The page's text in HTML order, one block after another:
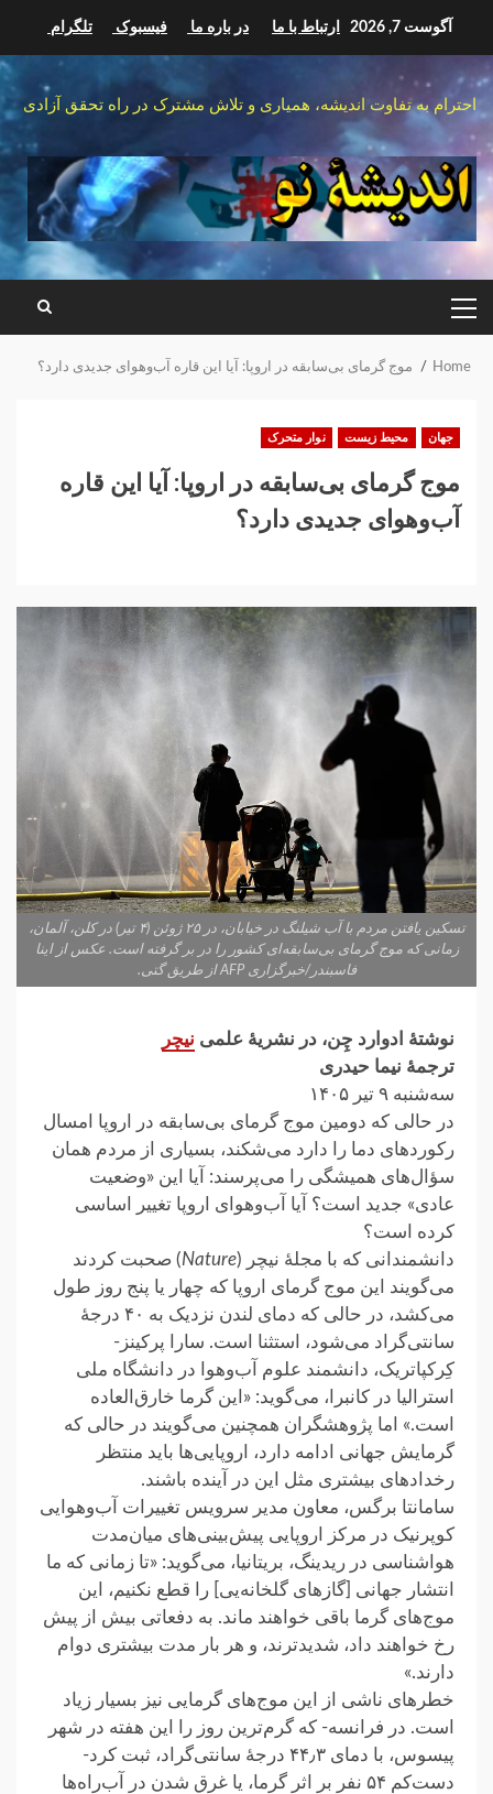
content
آگوست 7, 2026 ارتباط با ما در باره ما فیسبوک تلگرام
احترام به تفاوت اندیشه، همیاری و تلاش مشترک در راه تحقق آزادی
PRIMARY
MENU
Home موج گرمای بی‌سابقه در اروپا: آیا این قاره آب‌وهوای جدیدی دارد؟
جهان محیط زیست نوار متحرک
موج گرمای بی‌سابقه در اروپا: آیا این قاره
آب‌وهوای جدیدی دارد؟
تسکین یافتن مردم با آب شیلنگ در خیابان، در ۲۵ ژوئن (۴ تیر) در کلن، آلمان،
زمانی که موج گرمای بی‌سابقه‌ای کشور را در بر گرفته است. عکس از اینا
فاسبندر/خبرگزاری AFP از طریق گتی.
نوشتهٔ ادوارد چِن، در نشریهٔ علمی نیچر
ترجمهٔ نیما حیدری
سه‌شنبه ۹ تیر ۱۴۰۵
در حالی که دومین موج گرمای بی‌سابقه در اروپا امسال
رکوردهای دما را دارد می‌شکند، بسیاری از مردم همان
سؤال‌های همیشگی را می‌پرسند: آیا این «وضعیت
عادی» جدید است؟ آیا آب‌وهوای اروپا تغییر اساسی
کرده است؟
دانشمندانی که با مجلهٔ نیچر (Nature) صحبت کردند
می‌گویند این موج گرمای اروپا که چهار یا پنج روز طول
می‌کشد، در حالی که دمای لندن نزدیک به ۴۰ درجهٔ
سانتی‌گراد می‌شود، استثنا است. سارا پرکینز-
کِرکپاتریک، دانشمند علوم آب‌وهوا در دانشگاه ملی
استرالیا در کانبرا، می‌گوید: «این گرما خارق‌العاده
است.» اما پژوهشگران همچنین می‌گویند در حالی که
گرمایش جهانی ادامه دارد، اروپایی‌ها باید منتظر
رخدادهای بیشتری مثل این در آینده باشند.
سامانتا برگس، معاون مدیر سرویس تغییرات آب‌وهوایی
کوپرنیک در مرکز اروپایی پیش‌بینی‌های میان‌مدت
هواشناسی در ریدینگ، بریتانیا، می‌گوید: «تا زمانی که ما
انتشار جهانی [گازهای گلخانه‌یی] را قطع نکنیم، این
موج‌های گرما باقی خواهند ماند. به دفعاتی بیش از پیش
رخ خواهند داد، شدیدترند، و هر بار مدت بیشتری دوام
دارند.»
خطرهای ناشی از این موج‌های گرمایی نیز بسیار زیاد
است. در فرانسه- که گرم‌ترین روز را این هفته در شهر
پیسوس، با دمای ۴۴٫۳ درجهٔ سانتی‌گراد، ثبت کرد-
دست‌کم ۵۴ نفر بر اثر گرما، یا غرق شدن در آب‌راه‌ها